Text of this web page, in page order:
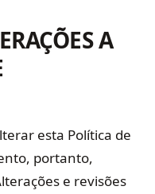
A
esta Política de
portanto,
e revisões